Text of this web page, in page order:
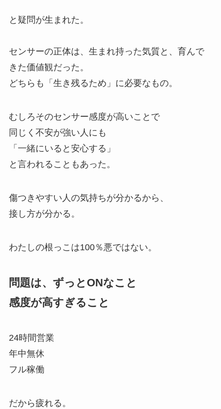
と疑問が生まれた。
センサーの正体は、生まれ持った気質と、育んで
きた価値観だった。
どちらも「生き残るため」に必要なもの。
むしろそのセンサー感度が高いことで
同じく不安が強い人にも
「一緒にいると安心する」
と言われることもあった。
傷つきやすい人の気持ちが分かるから、
接し方が分かる。
わたしの根っこは100％悪ではない。
問題は、ずっとONなこと
感度が高すぎること
24時間営業
年中無休
フル稼働
だから疲れる。